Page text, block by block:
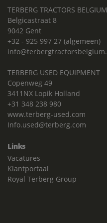
TERBERG TRACTORS BELGIUM
Belgicastraat 8
9042 Gent
+32 - 925 997 27 (algemeen)
TERBERG USED EQUIPMENT
Copenweg 49
3411NX Lopik Holland
+31 348 238 980
www.terberg-used.com
Info.used@terberg.com
Links
Vacatures
Klantportaal
Royal Terberg Group